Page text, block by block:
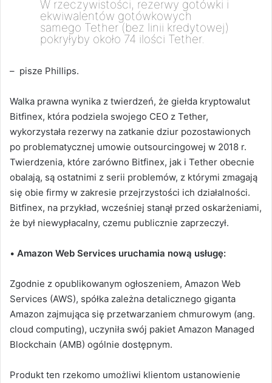
W rzeczywistości, rezerwy gotówki i
ekwiwalentów gotówkowych
samego Tether (bez linii kredytowej)
pokryłyby około 74 ilości Tether.
– pisze Phillips.
Walka prawna wynika z twierdzeń, że giełda kryptowalut
Bitfinex, która podziela swojego CEO z Tether,
wykorzystała rezerwy na zatkanie dziur pozostawionych
po problematycznej umowie outsourcingowej w 2018 r.
Twierdzenia, które zarówno Bitfinex, jak i Tether obecnie
obalają, są ostatnimi z serii problemów, z którymi zmagają
się obie firmy w zakresie przejrzystości ich działalności.
Bitfinex, na przykład, wcześniej stanął przed oskarżeniami,
że był niewypłacalny, czemu publicznie zaprzeczył.
• Amazon Web Services uruchamia nową usługę:
Zgodnie z opublikowanym ogłoszeniem, Amazon Web
Services (AWS), spółka zależna detalicznego giganta
Amazon zajmująca się przetwarzaniem chmurowym (ang.
cloud computing), uczyniła swój pakiet Amazon Managed
Blockchain (AMB) ogólnie dostępnym.
Produkt ten rzekomo umożliwi klientom ustanowienie